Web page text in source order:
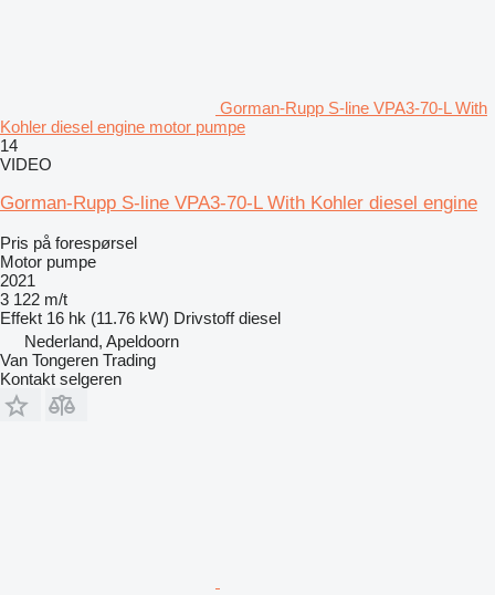
Gorman-Rupp S-line VPA3-70-L With
Kohler diesel engine motor pumpe
14
VIDEO
Gorman-Rupp S-line VPA3-70-L With Kohler diesel engine
Pris på forespørsel
Motor pumpe
2021
3 122 m/t
Effekt 16 hk (11.76 kW) Drivstoff diesel
Nederland, Apeldoorn
Van Tongeren Trading
Kontakt selgeren